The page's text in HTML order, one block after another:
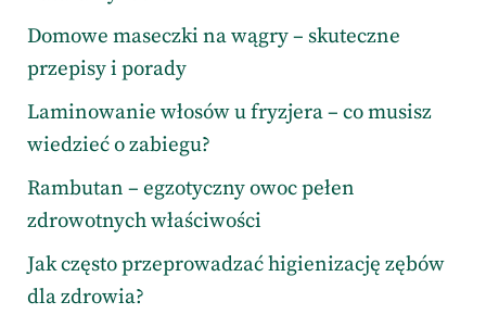
Domowe maseczki na wągry – skuteczne
przepisy i porady
Laminowanie włosów u fryzjera – co musisz
wiedzieć o zabiegu?
Rambutan – egzotyczny owoc pełen
zdrowotnych właściwości
Jak często przeprowadzać higienizację zębów
dla zdrowia?